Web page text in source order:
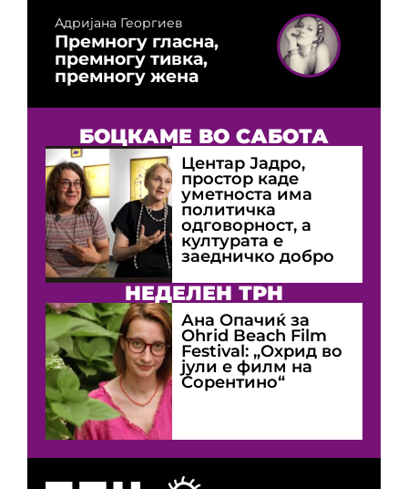
Адријана Георгиев
Премногу гласна,
премногу тивка,
премногу жена
БОЦКАМЕ ВО САБОТА
Центар Јадро,
простор каде
уметноста има
политичка
одговорност, а
културата е
заедничко добро
НЕДЕЛЕН ТРН
Ана Опачиќ за
Оhrid Beach Film
Festival: „Охрид во
јули е филм на
Сорентино“